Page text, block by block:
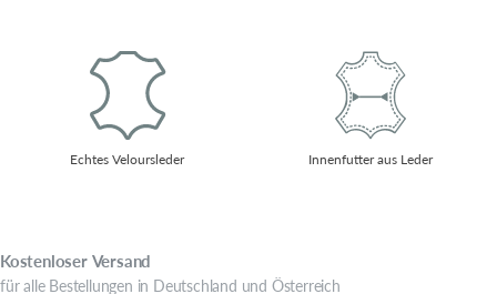
Echtes Veloursleder Innenfutter aus Leder
Kostenloser Versand
für alle Bestellungen in Deutschland und Österreich